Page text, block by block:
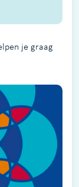
je graag